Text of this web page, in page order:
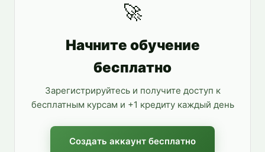
🚀
Начните обучение
бесплатно
Зарегистрируйтесь и получите доступ к
бесплатным курсам и +1 кредиту каждый день
Создать аккаунт бесплатно